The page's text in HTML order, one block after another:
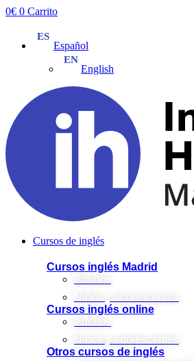
Ir
contenido
0€ 0 Carrito
Español
English
Cursos de inglés
Cursos inglés Madrid
Adultos
Niños y adolescentes
Cursos inglés online
Adultos
Niños y adolescentes
Otros cursos de inglés